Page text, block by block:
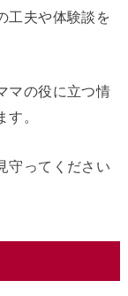
工夫や体験談を
マの役に立つ情
。
守ってください